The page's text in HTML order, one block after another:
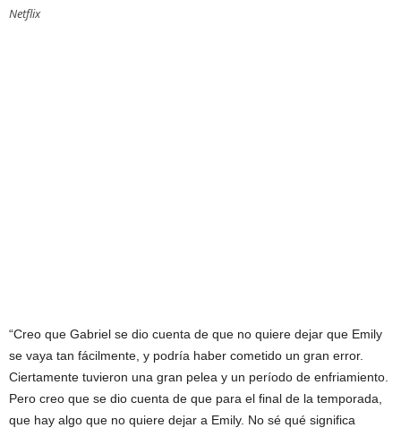
Netflix
“Creo que Gabriel se dio cuenta de que no quiere dejar que Emily
se vaya tan fácilmente, y podría haber cometido un gran error.
Ciertamente tuvieron una gran pelea y un período de enfriamiento.
Pero creo que se dio cuenta de que para el final de la temporada,
que hay algo que no quiere dejar a Emily. No sé qué significa